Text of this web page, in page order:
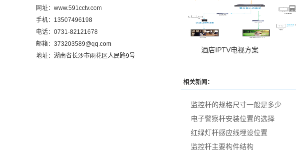
网址： www.591cctv.com
手机：13507496198
电话：0731-82121678
邮箱：373203589@qq.com
地址：湖南省长沙市雨花区人民路9号
酒店IPTV电视方案
相关新闻：
监控杆的规格尺寸一般是多少
电子警察杆安装位置的选择
红绿灯杆感应线埋设位置
监控杆主要构件结构